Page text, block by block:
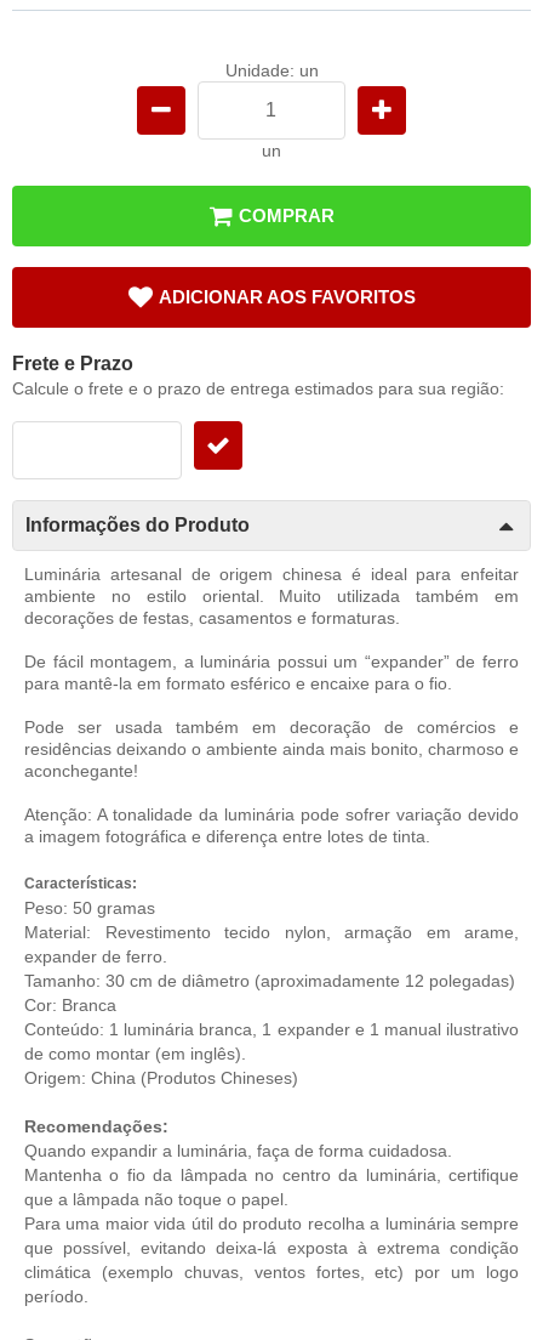
Unidade: un
un
COMPRAR
ADICIONAR AOS FAVORITOS
Frete e Prazo
Calcule o frete e o prazo de entrega estimados para sua região:
Informações do Produto
Luminária artesanal de origem chinesa é ideal para enfeitar
ambiente no estilo oriental. Muito utilizada também em
decorações de festas, casamentos e formaturas.
De fácil montagem, a luminária possui um “expander” de ferro
para mantê-la em formato esférico e encaixe para o fio.
Pode ser usada também em decoração de comércios e
residências deixando o ambiente ainda mais bonito, charmoso e
aconchegante!
Atenção: A tonalidade da luminária pode sofrer variação devido
a imagem fotográfica e diferença entre lotes de tinta.
Características:
Peso: 50 gramas
Material: Revestimento tecido nylon, armação em arame,
expander de ferro.
Tamanho: 30 cm de diâmetro (aproximadamente 12 polegadas)
Cor: Branca
Conteúdo: 1 luminária branca, 1 expander e 1 manual ilustrativo
de como montar (em inglês).
Origem: China (Produtos Chineses)
Recomendações:
Quando expandir a luminária, faça de forma cuidadosa.
Mantenha o fio da lâmpada no centro da luminária, certifique
que a lâmpada não toque o papel.
Para uma maior vida útil do produto recolha a luminária sempre
que possível, evitando deixa-lá exposta à extrema condição
climática (exemplo chuvas, ventos fortes, etc) por um logo
período.